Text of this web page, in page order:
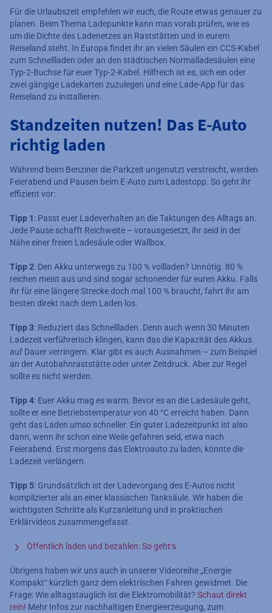
Für die Urlaubszeit empfehlen wir euch, die Route etwas genauer zu
planen. Beim Thema Ladepunkte kann man vorab prüfen, wie es
um die Dichte des Ladenetzes an Raststätten und in eurem
Reiseland steht. In Europa findet ihr an vielen Säulen ein CCS-Kabel
zum Schnellladen oder an den städtischen Normalladesäulen eine
Typ-2-Buchse für euer Typ-2-Kabel. Hilfreich ist es, sich ein oder
zwei gängige Ladekarten zuzulegen und eine Lade-App für das
Reiseland zu installieren.
Standzeiten nutzen! Das E-Auto
richtig laden
Während beim Benziner die Parkzeit ungenutzt verstreicht, werden
Feierabend und Pausen beim E-Auto zum Ladestopp. So geht ihr
effizient vor:
Tipp 1: Passt euer Ladeverhalten an die Taktungen des Alltags an.
Jede Pause schafft Reichweite – vorausgesetzt, ihr seid in der
Nähe einer freien Ladesäule oder Wallbox.
Tipp 2: Den Akku unterwegs zu 100 % vollladen? Unnötig. 80 %
reichen meist aus und sind sogar schonender für euren Akku. Falls
ihr für eine längere Strecke doch mal 100 % braucht, fahrt ihr am
besten direkt nach dem Laden los.
Tipp 3: Reduziert das Schnellladen. Denn auch wenn 30 Minuten
Ladezeit verführerisch klingen, kann das die Kapazität des Akkus
auf Dauer verringern. Klar gibt es auch Ausnahmen – zum Beispiel
an der Autobahnraststätte oder unter Zeitdruck. Aber zur Regel
sollte es nicht werden.
Tipp 4: Euer Akku mag es warm. Bevor es an die Ladesäule geht,
sollte er eine Betriebstemperatur von 40 °C erreicht haben. Dann
geht das Laden umso schneller. Ein guter Ladezeitpunkt ist also
dann, wenn ihr schon eine Weile gefahren seid, etwa nach
Feierabend. Erst morgens das Elektroauto zu laden, könnte die
Ladezeit verlängern.
Tipp 5: Grundsätzlich ist der Ladevorgang des E-Autos nicht
komplizierter als an einer klassischen Tanksäule. Wir haben die
wichtigsten Schritte als Kurzanleitung und in praktischen
Erklärvideos zusammengefasst.
Öffentlich laden und bezahlen: So geht‘s
Übrigens haben wir uns auch in unserer Videoreihe „Energie
Kompakt“ kürzlich ganz dem elektrischen Fahren gewidmet. Die
Frage: Wie alltagstauglich ist die Elektromobilität? Schaut direkt
rein! Mehr Infos zur nachhaltigen Energieerzeugung, zum